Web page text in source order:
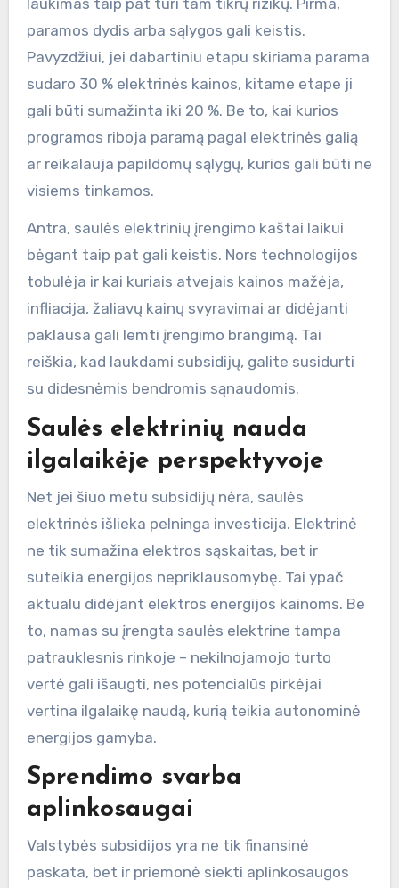
paramos dydis arba sąlygos gali keistis.
Pavyzdžiui, jei dabartiniu etapu skiriama parama
sudaro 30 % elektrinės kainos, kitame etape ji
gali būti sumažinta iki 20 %. Be to, kai kurios
programos riboja paramą pagal elektrinės galią
ar reikalauja papildomų sąlygų, kurios gali būti ne
visiems tinkamos.
Antra, saulės elektrinių įrengimo kaštai laikui
bėgant taip pat gali keistis. Nors technologijos
tobulėja ir kai kuriais atvejais kainos mažėja,
infliacija, žaliavų kainų svyravimai ar didėjanti
paklausa gali lemti įrengimo brangimą. Tai
reiškia, kad laukdami subsidijų, galite susidurti
su didesnėmis bendromis sąnaudomis.
Saulės elektrinių nauda
ilgalaikėje perspektyvoje
Net jei šiuo metu subsidijų nėra, saulės
elektrinės išlieka pelninga investicija. Elektrinė
ne tik sumažina elektros sąskaitas, bet ir
suteikia energijos nepriklausomybę. Tai ypač
aktualu didėjant elektros energijos kainoms. Be
to, namas su įrengta saulės elektrine tampa
patrauklesnis rinkoje – nekilnojamojo turto
vertė gali išaugti, nes potencialūs pirkėjai
vertina ilgalaikę naudą, kurią teikia autonominė
energijos gamyba.
Sprendimo svarba
aplinkosaugai
Valstybės subsidijos yra ne tik finansinė
paskata, bet ir priemonė siekti aplinkosaugos